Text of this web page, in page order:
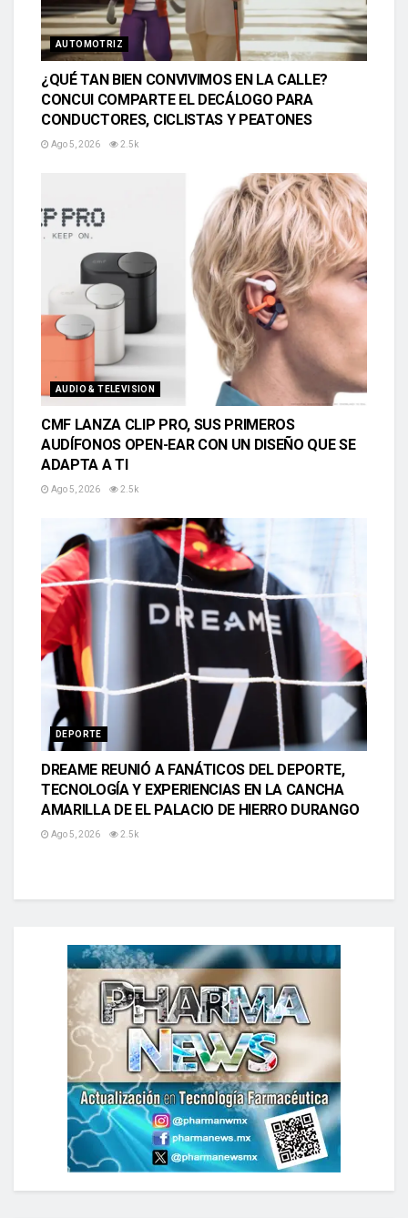
AUTOMOTRIZ
¿QUÉ TAN BIEN CONVIVIMOS EN LA CALLE?
CONCUI COMPARTE EL DECÁLOGO PARA
CONDUCTORES, CICLISTAS Y PEATONES
Ago 5, 2026 2.5k
AUDIO & TELEVISION
CMF LANZA CLIP PRO, SUS PRIMEROS
AUDÍFONOS OPEN-EAR CON UN DISEÑO QUE SE
ADAPTA A TI
Ago 5, 2026 2.5k
DEPORTE
DREAME REUNIÓ A FANÁTICOS DEL DEPORTE,
TECNOLOGÍA Y EXPERIENCIAS EN LA CANCHA
AMARILLA DE EL PALACIO DE HIERRO DURANGO
Ago 5, 2026 2.5k